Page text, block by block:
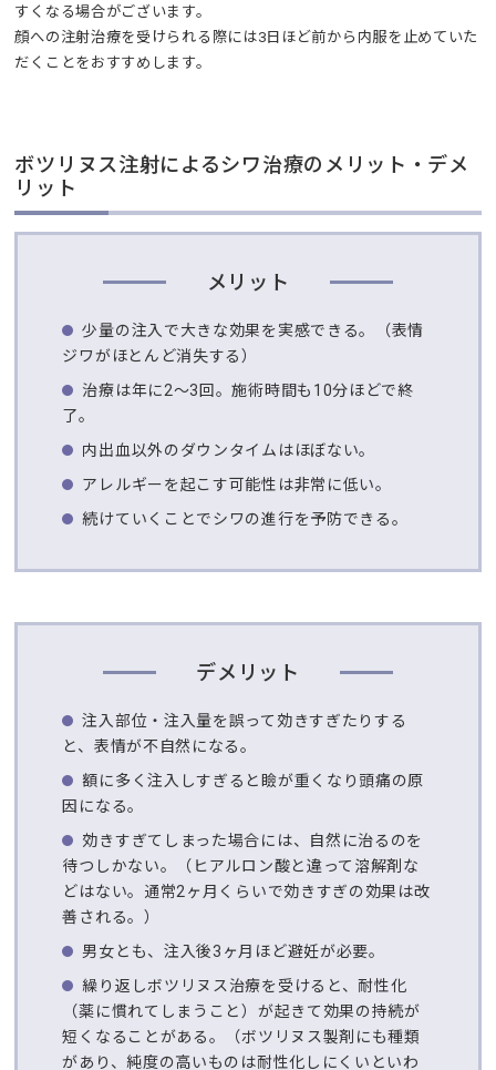
すくなる場合がございます。
顔への注射治療を受けられる際には3日ほど前から内服を止めていた
だくことをおすすめします。
ボツリヌス注射によるシワ治療のメリット・デメ
リット
メリット
少量の注入で大きな効果を実感できる。（表情
ジワがほとんど消失する）
治療は年に2〜3回。施術時間も10分ほどで終
了。
内出血以外のダウンタイムはほぼない。
アレルギーを起こす可能性は非常に低い。
続けていくことでシワの進行を予防できる。
デメリット
注入部位・注入量を誤って効きすぎたりする
と、表情が不自然になる。
額に多く注入しすぎると瞼が重くなり頭痛の原
因になる。
効きすぎてしまった場合には、自然に治るのを
待つしかない。（ヒアルロン酸と違って溶解剤な
どはない。通常2ヶ月くらいで効きすぎの効果は改
善される。）
男女とも、注入後3ヶ月ほど避妊が必要。
繰り返しボツリヌス治療を受けると、耐性化
（薬に慣れてしまうこと）が起きて効果の持続が
短くなることがある。（ボツリヌス製剤にも種類
があり、純度の高いものは耐性化しにくいといわ